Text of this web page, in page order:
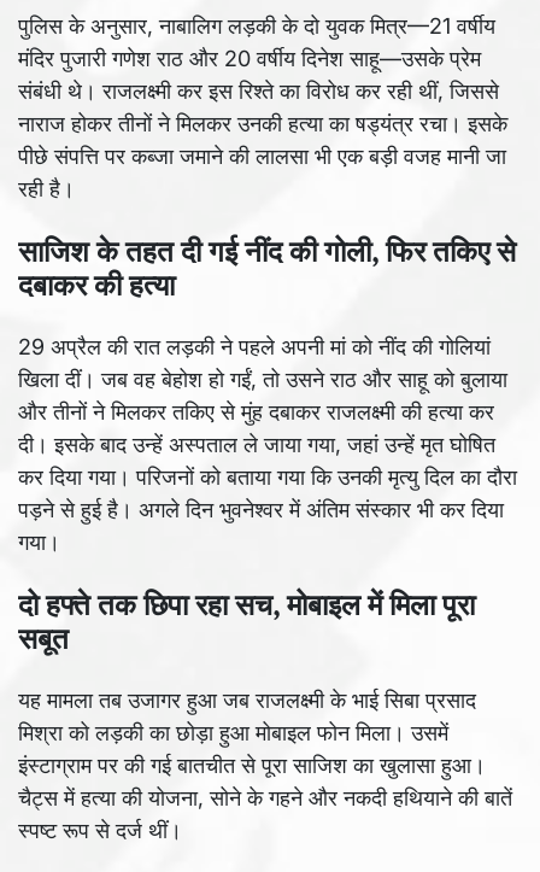
पुलिस के अनुसार, नाबालिग लड़की के दो युवक मित्र—21 वर्षीय
मंदिर पुजारी गणेश राठ और 20 वर्षीय दिनेश साहू—उसके प्रेम
संबंधी थे। राजलक्ष्मी कर इस रिश्ते का विरोध कर रही थीं, जिससे
नाराज होकर तीनों ने मिलकर उनकी हत्या का षड्यंत्र रचा। इसके
पीछे संपत्ति पर कब्जा जमाने की लालसा भी एक बड़ी वजह मानी जा
रही है।
साजिश के तहत दी गई नींद की गोली, फिर तकिए से
दबाकर की हत्या
29 अप्रैल की रात लड़की ने पहले अपनी मां को नींद की गोलियां
खिला दीं। जब वह बेहोश हो गईं, तो उसने राठ और साहू को बुलाया
और तीनों ने मिलकर तकिए से मुंह दबाकर राजलक्ष्मी की हत्या कर
दी। इसके बाद उन्हें अस्पताल ले जाया गया, जहां उन्हें मृत घोषित
कर दिया गया। परिजनों को बताया गया कि उनकी मृत्यु दिल का दौरा
पड़ने से हुई है। अगले दिन भुवनेश्वर में अंतिम संस्कार भी कर दिया
गया।
दो हफ्ते तक छिपा रहा सच, मोबाइल में मिला पूरा
सबूत
यह मामला तब उजागर हुआ जब राजलक्ष्मी के भाई सिबा प्रसाद
मिश्रा को लड़की का छोड़ा हुआ मोबाइल फोन मिला। उसमें
इंस्टाग्राम पर की गई बातचीत से पूरा साजिश का खुलासा हुआ।
चैट्स में हत्या की योजना, सोने के गहने और नकदी हथियाने की बातें
स्पष्ट रूप से दर्ज थीं।